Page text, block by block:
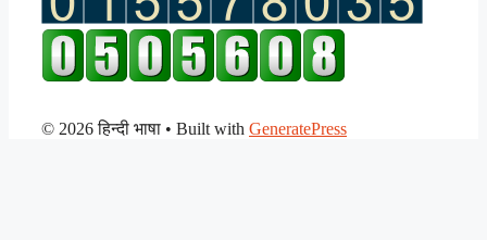
© 2026 हिन्दी भाषा • Built with GeneratePress